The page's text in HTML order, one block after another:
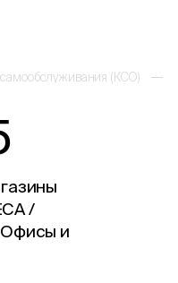
(КСО)
/
Офисы и